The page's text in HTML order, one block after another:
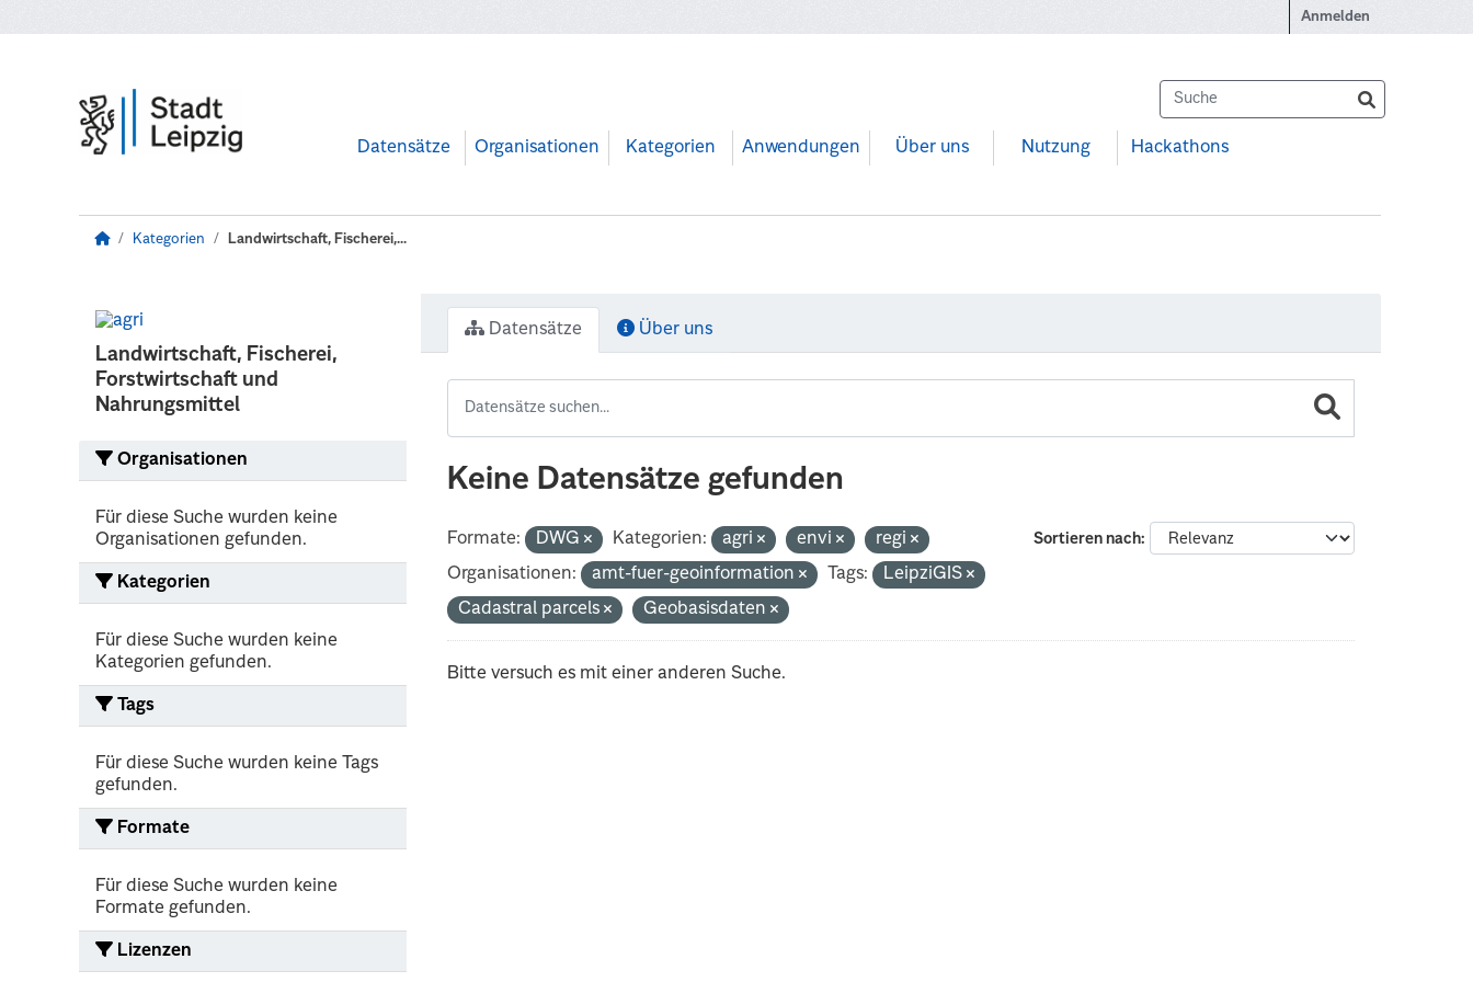
Anmelden
Datensätze Organisationen Kategorien Anwendungen Über uns Nutzung Hackathons
Kategorien Landwirtschaft, Fischerei,...
Landwirtschaft, Fischerei,
Forstwirtschaft und
Nahrungsmittel
Organisationen
Für diese Suche wurden keine
Organisationen gefunden.
Kategorien
Für diese Suche wurden keine
Kategorien gefunden.
Tags
Für diese Suche wurden keine Tags
gefunden.
Formate
Für diese Suche wurden keine
Formate gefunden.
Lizenzen
Datensätze Über uns
Keine Datensätze gefunden
Sortieren nach
Formate: DWG Kategorien: agri envi
regi
Organisationen:
amt-fuer-geoinformation Tags:
LeipziGIS
Cadastral parcels
Geobasisdaten
Bitte versuch es mit einer anderen Suche.